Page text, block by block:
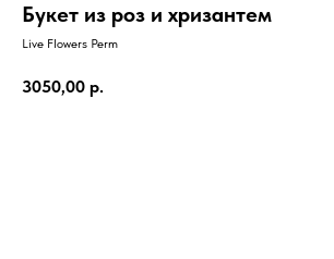
Букет из роз и хризантем
Live Flowers Perm
3050,00 р.